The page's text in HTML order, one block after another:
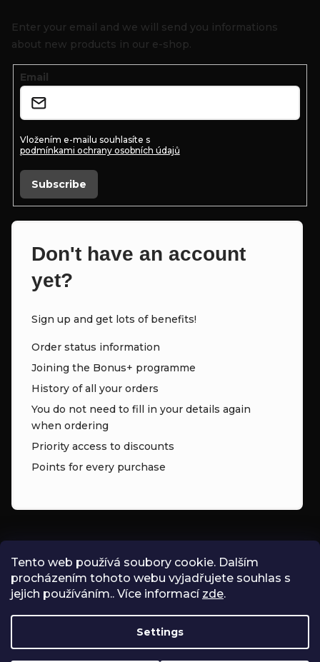
Tento web používá soubory cookie. Dalším
procházením tohoto webu vyjadřujete souhlas s
jejich používáním.. Více informací zde.
Settings
Enter your email and we will send you informations
about new products in our e-shop.
Email
Vložením e-mailu souhlasíte s
podmínkami ochrany osobních údajů
Subscribe
Don't have an account
yet?
Sign up and get lots of benefits!
Order status information
Joining the Bonus+ programme
History of all your orders
You do not need to fill in your details again
when ordering
Priority access to discounts
Points for every purchase
INFO@ZNK.CZ
ZNKSHOP